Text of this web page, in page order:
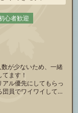
心者歓迎
が少ないため、一緒
ます！
ル優先にしてもらっ
団員でワイワイして…